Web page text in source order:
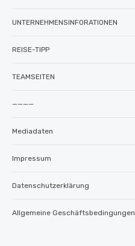
UNTERNEHMENSINFORATIONEN
REISE-TIPP
TEAMSEITEN
————
Mediadaten
Impressum
Datenschutzerklärung
Allgemeine Geschäftsbedingungen